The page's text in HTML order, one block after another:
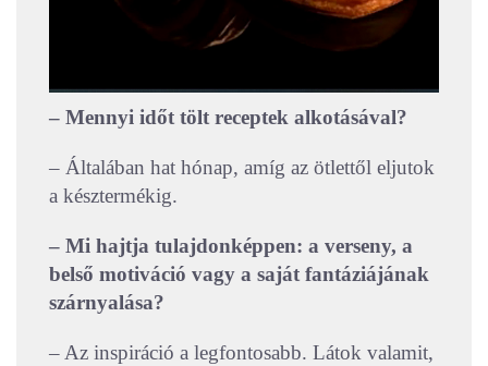
– Mennyi időt tölt receptek alkotásával?
– Általában hat hónap, amíg az ötlettől eljutok
a késztermékig.
– Mi hajtja tulajdonképpen: a verseny, a
belső motiváció vagy a saját fantáziájának
szárnyalása?
– Az inspiráció a legfontosabb. Látok valamit,